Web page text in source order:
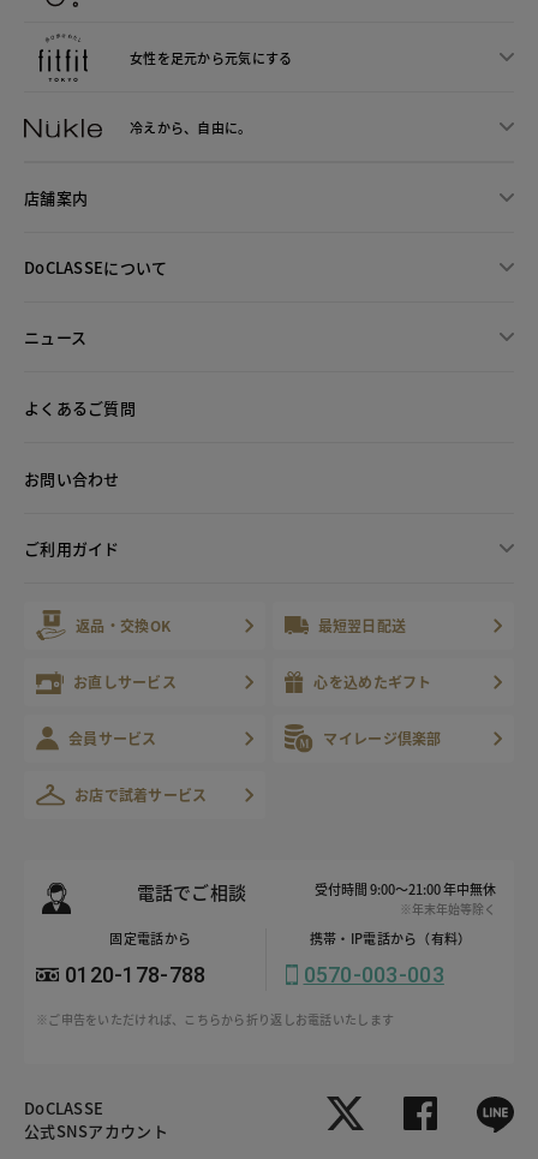
女性を足元から元気にする
冷えから、 自由に。
店舗案内
DoCLASSEについて
ニュース
よくあるご質問
お問い合わせ
ご利用ガイド
返品・交換OK 最短翌日配送
お直しサービス 心を込めたギフト
会員サービス マイレージ倶楽部
お店で試着サービス
電話でご相談 受付時間 9:00～21:00 年中無休
※年末年始等除く
固定電話から
0120-178-788
携帯・IP電話から（有料）
0570-003-003
※ご申告をいただければ、こちらから折り返しお電話いたします
DoCLASSE
公式SNSアカウント